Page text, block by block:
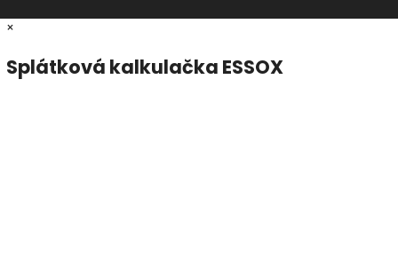
×
Splátková kalkulačka ESSOX